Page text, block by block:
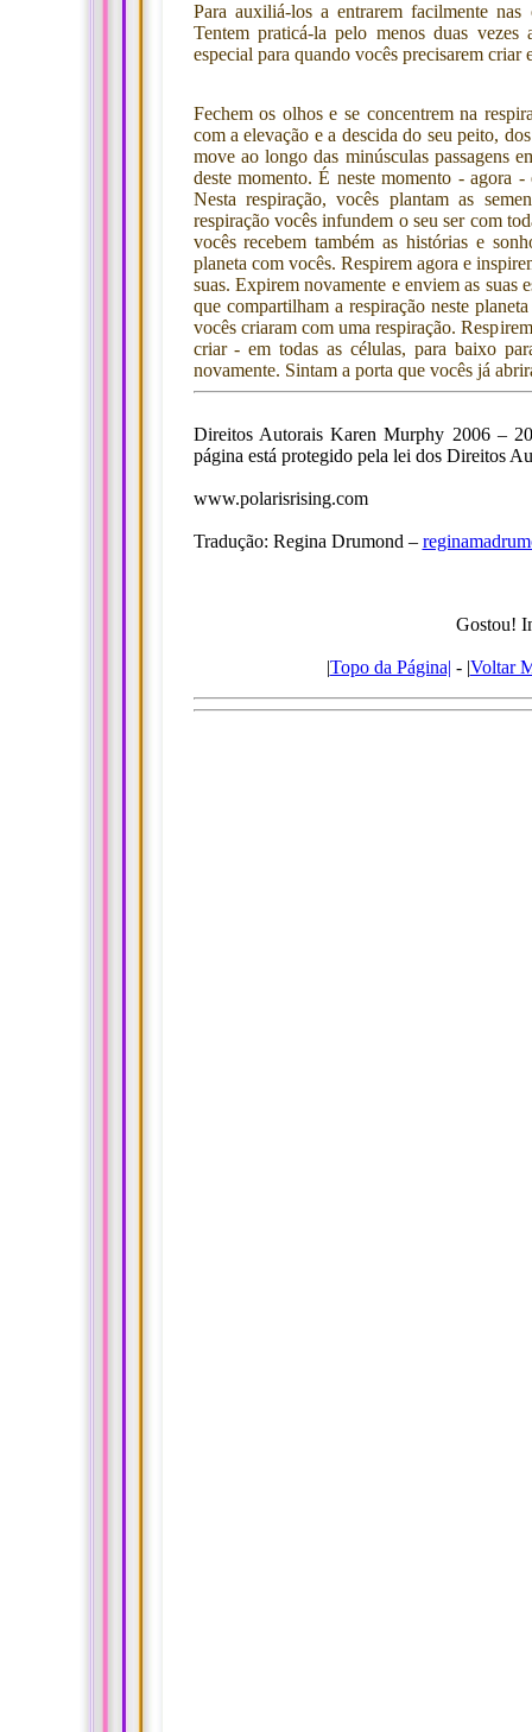
Para auxiliá-los a entrarem facilmente nas
Tentem praticá-la pelo menos duas
especial para quando vocês precisarem
Fechem os olhos e se concentrem na
com a elevação e a descida do seu peito,
move ao longo das minúsculas passagens
deste momento. É neste momento - agora
Nesta respiração, vocês plantam as
respiração vocês infundem o seu ser com
vocês recebem também as histórias e
planeta com vocês. Respirem agora e
suas. Expirem novamente e enviem as suas
que compartilham a respiração neste
vocês criaram com uma respiração.
criar - em todas as células, para baixo
novamente. Sintam a porta que vocês já
Direitos Autorais Karen Murphy 2006 –
página está protegido pela lei dos Direitos
www.polarisrising.com
Tradução: Regina Drumond –
Gostou!
|Topo da Página| - |Voltar